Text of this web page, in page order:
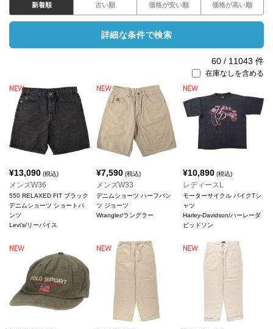
新着順 古い順 価格が安い順 価格が高い順
詳細な条件で検索
60 / 11043 件
在庫なしを含める
¥13,090 (税込)
メンズW36
550 RELAXED FIT ブラック
デニムショーツ ショートパ
ンツ
Levi's/リーバイス
¥7,590(税込)
メンズW33
デニムショーツ ハーフパン
ツ ジョーツ
Wrangler/ラングラー
¥10,890 (税込)
レディースL
モーターサイクル バイクTシ
ャツ
Harley-Davidson/ハーレーダ
ビッドソン